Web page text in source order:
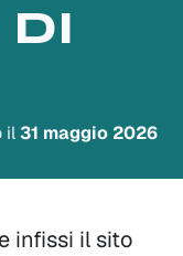
il31 maggio 2026
infissi il sito